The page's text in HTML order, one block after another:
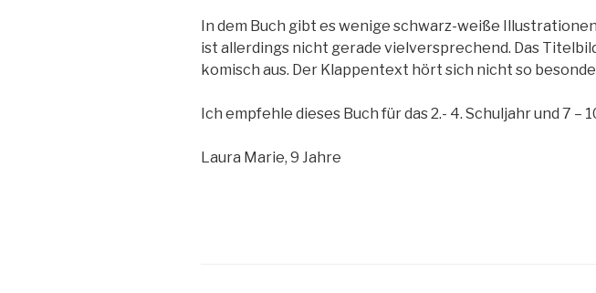
In dem Buch gibt es wenige schwarz-weiße
ist allerdings nicht gerade vielversprechend. Das
komisch aus. Der Klappentext hört sich nicht so
Ich empfehle dieses Buch für das 2.- 4. Schuljahr und 7 –
Laura Marie, 9 Jahre